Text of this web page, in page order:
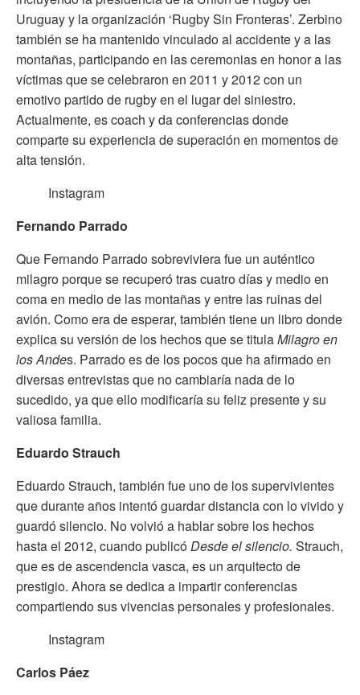
Uruguay y la organización ‘Rugby Sin Fronteras’. Zerbino
también se ha mantenido vinculado al accidente y a las
montañas, participando en las ceremonias en honor a las
víctimas que se celebraron en 2011 y 2012 con un
emotivo partido de rugby en el lugar del siniestro.
Actualmente, es coach y da conferencias donde
comparte su experiencia de superación en momentos de
alta tensión.
Instagram
Fernando Parrado
Que Fernando Parrado sobreviviera fue un auténtico
milagro porque se recuperó tras cuatro días y medio en
coma en medio de las montañas y entre las ruinas del
avión. Como era de esperar, también tiene un libro donde
explica su versión de los hechos que se titulaMilagro en
los Andes. Parrado es de los pocos que ha afirmado en
diversas entrevistas que no cambiaría nada de lo
sucedido, ya que ello modificaría su feliz presente y su
valiosa familia.
Eduardo Strauch
Eduardo Strauch, también fue uno de los supervivientes
que durante años intentó guardar distancia con lo vivido y
guardó silencio. No volvió a hablar sobre los hechos
hasta el 2012, cuando publicóDesde el silencio. Strauch,
que es de ascendencia vasca, es un arquitecto de
prestigio. Ahora se dedica a impartir conferencias
compartiendo sus vivencias personales y profesionales.
Instagram
Carlos Páez